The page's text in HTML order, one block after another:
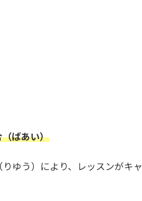
ばあい）
ゆう）により、レッスンがキャ